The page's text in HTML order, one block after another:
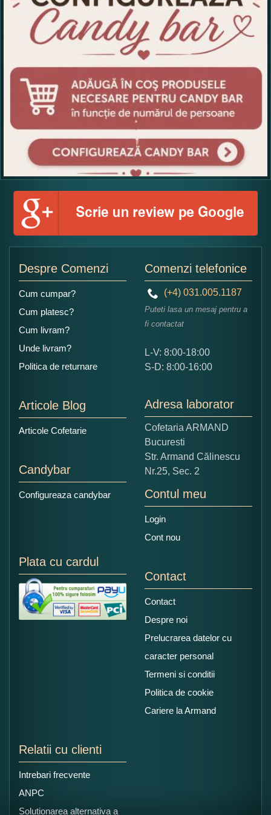
Copiati alaturi numarul din imagine:
Despre Comenzi
Cum cumpar?
Cum platesc?
Cum livram?
Unde livram?
Politica de returnare
Articole Blog
Articole Cofetarie
Candybar
Configureaza candybar
Comenzi telefonice
(+4) 031.005.1187
Puteti lasa un mesaj pentru a
fi contactat
L-V: 8:00-18:00
S-D: 8:00-16:00
Adresa laborator
Cofetaria ARMAND
Bucuresti
Str. Armand Călinescu
Nr.25, Sec. 2
Contul meu
Login
Cont nou
Plata cu cardul
Contact
Contact
Despre noi
Prelucrarea datelor cu
caracter personal
Termeni si conditii
Politica de cookie
Cariere la Armand
Relatii cu clienti
Intrebari frecvente
ANPC
Solutionarea alternativa a